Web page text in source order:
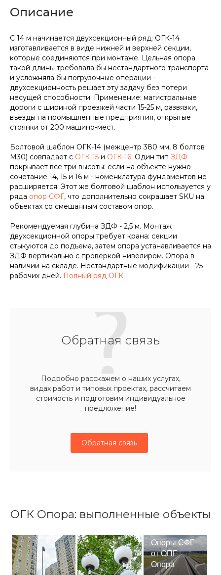
Описание
С 14 м начинается двухсекционный ряд: ОГК-14
изготавливается в виде нижней и верхней секции,
которые соединяются при монтаже. Цельная опора
такой длины требовала бы нестандартного транспорта
и усложняла бы погрузочные операции -
двухсекционность решает эту задачу без потери
несущей способности. Применение: магистральные
дороги с шириной проезжей части 15-25 м, развязки,
въезды на промышленные предприятия, открытые
стоянки от 200 машино-мест.
Болтовой шаблон ОГК-14 (межцентр 380 мм, 8 болтов
М30) совпадает с ОГК-15 и ОГК-16. Один тип ЗДФ
покрывает все три высоты: если на объекте нужно
сочетание 14, 15 и 16 м - номенклатура фундаментов не
расширяется. Этот же болтовой шаблон используется у
ряда опор СФГ, что дополнительно сокращает SKU на
объектах со смешанным составом опор.
Рекомендуемая глубина ЗДФ - 2,5 м. Монтаж
двухсекционной опоры требует крана: секции
стыкуются до подъема, затем опора устанавливается на
ЗДФ вертикально с проверкой нивелиром. Опора в
наличии на складе. Нестандартные модификации - 25
рабочих дней. Полный ряд ОГК.
Обратная связь
Подробно расскажем о наших услугах,
видах работ и типовых проектах, рассчитаем
стоимость и подготовим индивидуальное
предложение!
Обратная связь
ОГК Опора: выполненные объекты
Опоры СФГ
от ОПГ
Опора